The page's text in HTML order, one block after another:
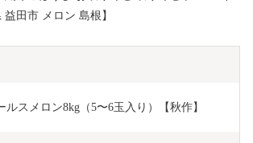
田市 メロン 島根】
ルスメロン8kg（5〜6玉入り）【秋作】